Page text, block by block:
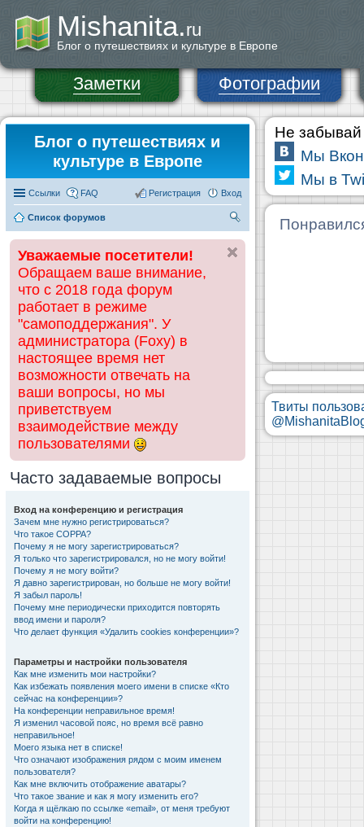
Mishanita.ru
Блог о путешествиях и культуре в Европе
Заметки Фотографии
Блог о путешествиях и
культуре в Европе
Ссылки FAQ Вход
Регистрация
Список форумов
ск
Уважаемые посетители!
Обращаем ваше внимание,
что с 2018 года форум
работает в режиме
"самоподдержания". У
администратора (Foxy) в
настоящее время нет
возможности отвечать на
ваши вопросы, но мы
приветствуем
взаимодействие между
пользователями
Часто задаваемые вопросы
Вход на конференцию и регистрация
Зачем мне нужно регистрироваться?
Что такое COPPA?
Почему я не могу зарегистрироваться?
Я только что зарегистрировался, но не могу войти!
Почему я не могу войти?
Я давно зарегистрирован, но больше не могу войти!
Я забыл пароль!
Почему мне периодически приходится повторять
ввод имени и пароля?
Что делает функция «Удалить cookies конференции»?
Параметры и настройки пользователя
Как мне изменить мои настройки?
Как избежать появления моего имени в списке «Кто
сейчас на конференции»?
На конференции неправильное время!
Я изменил часовой пояс, но время всё равно
неправильное!
Моего языка нет в списке!
Что означают изображения рядом с моим именем
пользователя?
Как мне включить отображение аватары?
Что такое звание и как я могу изменить его?
Когда я щёлкаю по ссылке «email», от меня требуют
войти на конференцию!
Не забывай
Мы
Мы в
Твиты